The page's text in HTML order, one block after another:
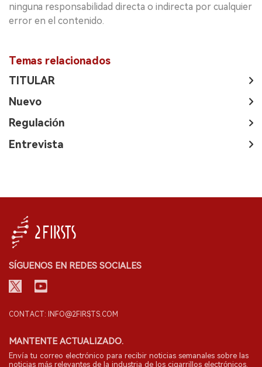
ninguna responsabilidad directa o indirecta por cualquier
error en el contenido.
Temas relacionados
TITULAR
Nuevo
Regulación
Entrevista
SÍGUENOS EN REDES SOCIALES
CONTACT: INFO@2FIRSTS.COM
MANTENTE ACTUALIZADO.
Envía tu correo electrónico para recibir noticias semanales sobre las
noticias más relevantes de la industria de los cigarrillos electrónicos.